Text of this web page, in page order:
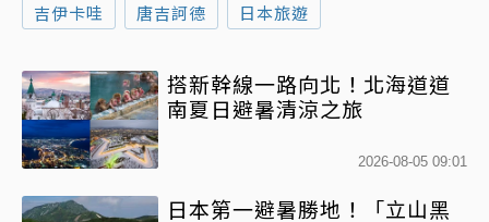
吉伊卡哇 唐吉訶德 日本旅遊
搭新幹線一路向北！北海道道
南夏日避暑清涼之旅
2026-08-05 09:01
日本第一避暑勝地！「立山黑